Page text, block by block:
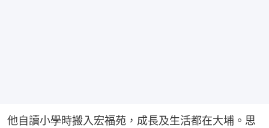
他自讀小學時搬入宏福苑，成長及生活都在大埔。思